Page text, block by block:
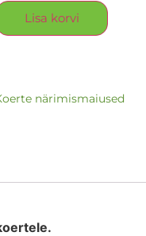
Lisa korvi
närimismaiused